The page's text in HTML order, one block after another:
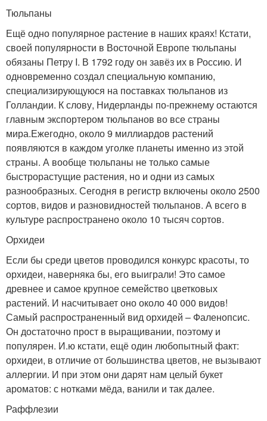
Тюльпаны
Ещё одно популярное растение в наших краях! Кстати,
своей популярности в Восточной Европе тюльпаны
обязаны Петру I. В 1792 году он завёз их в Россию. И
одновременно создал специальную компанию,
специализирующуюся на поставках тюльпанов из
Голландии. К слову, Нидерланды по-прежнему остаются
главным экспортером тюльпанов во все страны
мира.Ежегодно, около 9 миллиардов растений
появляются в каждом уголке планеты именно из этой
страны. А вообще тюльпаны не только самые
быстрорастущие растения, но и одни из самых
разнообразных. Сегодня в регистр включены около 2500
сортов, видов и разновидностей тюльпанов. А всего в
культуре распространено около 10 тысяч сортов.
Орхидеи
Если бы среди цветов проводился конкурс красоты, то
орхидеи, наверняка бы, его выиграли! Это самое
древнее и самое крупное семейство цветковых
растений. И насчитывает оно около 40 000 видов!
Самый распространенный вид орхидей – Фаленопсис.
Он достаточно прост в выращивании, поэтому и
популярен. И.ю кстати, ещё один любопытный факт:
орхидеи, в отличие от большинства цветов, не вызывают
аллергии. И при этом они дарят нам целый букет
ароматов: с нотками мёда, ванили и так далее.
Раффлезии